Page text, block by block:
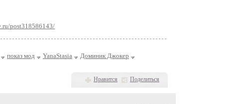
post318586143/
показ мод YanaStasia Доминик Джокер
Нравится Поделиться